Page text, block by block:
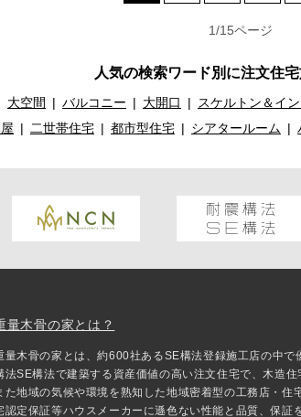
1/15ページ
人気の検索ワード別に注文住
大空間 バルコニー 大開口 スケルトン＆イ
二世帯住宅 都市型住宅 シアタールーム
量木骨の家とは？
量木骨の家とは、約600社あるSE構法登録施工店の中
法SE構法で建築する資産価値の高い注文住宅で、木造
た地域の気候や環境を熟知した地域密着型の工務店・
認定保証等ハウスメーカーに遜色ない性能と品質、保証